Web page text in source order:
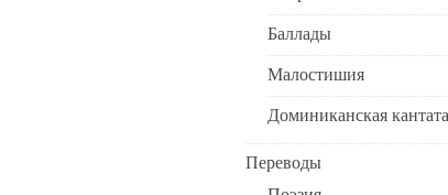
Баллады
Малостишия
Доминиканская кантата
Переводы